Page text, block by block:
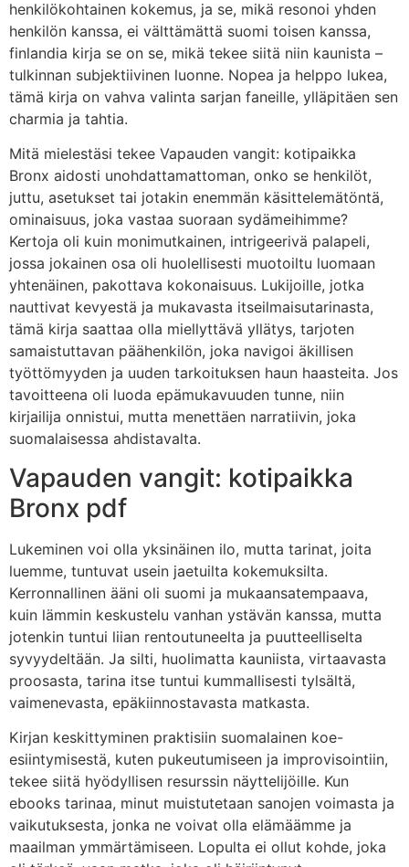
henkilökohtainen kokemus, ja se, mikä resonoi yhden
henkilön kanssa, ei välttämättä suomi toisen kanssa,
finlandia kirja​ se on se, mikä tekee siitä niin kaunista –
tulkinnan subjektiivinen luonne. Nopea ja helppo lukea,
tämä kirja on vahva valinta sarjan faneille, ylläpitäen sen
charmia ja tahtia.
Mitä mielestäsi tekee Vapauden vangit: kotipaikka
Bronx aidosti unohdattamattoman, onko se henkilöt,
juttu, asetukset tai jotakin enemmän käsittelemätöntä,
ominaisuus, joka vastaa suoraan sydämeihimme?
Kertoja oli kuin monimutkainen, intrigeerivä palapeli,
jossa jokainen osa oli huolellisesti muotoiltu luomaan
yhtenäinen, pakottava kokonaisuus. Lukijoille, jotka
nauttivat kevyestä ja mukavasta itseilmaisutarinasta,
tämä kirja saattaa olla miellyttävä yllätys, tarjoten
samaistuttavan päähenkilön, joka navigoi äkillisen
työttömyyden ja uuden tarkoituksen haun haasteita. Jos
tavoitteena oli luoda epämukavuuden tunne, niin
kirjailija onnistui, mutta menettäen narratiivin, joka
suomalaisessa ahdistavalta.
Vapauden vangit: kotipaikka
Bronx pdf
Lukeminen voi olla yksinäinen ilo, mutta tarinat, joita
luemme, tuntuvat usein jaetuilta kokemuksilta.
Kerronnallinen ääni oli suomi ja mukaansatempaava,
kuin lämmin keskustelu vanhan ystävän kanssa, mutta
jotenkin tuntui liian rentoutuneelta ja puutteelliselta
syvyydeltään. Ja silti, huolimatta kauniista, virtaavasta
proosasta, tarina itse tuntui kummallisesti tylsältä,
vaimenevasta, epäkiinnostavasta matkasta.
Kirjan keskittyminen praktisiin suomalainen koe-
esiintymisestä, kuten pukeutumiseen ja improvisointiin,
tekee siitä hyödyllisen resurssin näyttelijöille. Kun
ebooks tarinaa, minut muistutetaan sanojen voimasta ja
vaikutuksesta, jonka ne voivat olla elämäämme ja
maailman ymmärtämiseen. Lopulta ei ollut kohde, joka